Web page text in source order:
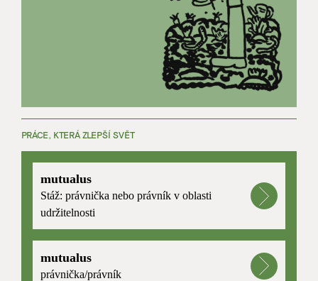
PRÁCE, KTERÁ ZLEPŠÍ SVĚT
mutualus
Stáž: právnička nebo právník v oblasti
udržitelnosti
mutualus
právnička/právník